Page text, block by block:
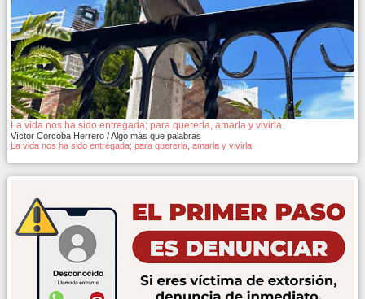
La vida nos ha sido entregada; para quererla, amarla y vivirla
Víctor Corcoba Herrero / Algo más que palabras
La vida nos ha sido entregada; para quererla, amarla y vivirla